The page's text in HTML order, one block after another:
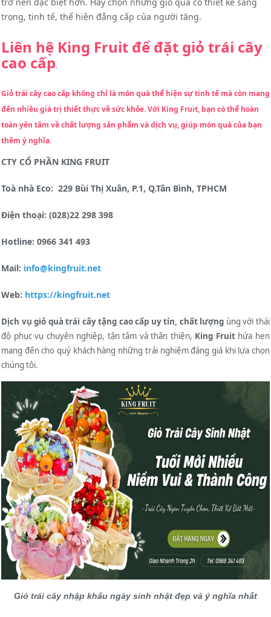
trọng, tinh tế, thể hiện đẳng cấp của người tặng.
Liên hệ King Fruit để đặt giỏ trái cây
cao cấp.
Giỏ trái cây cao cấp không chỉ là món quà thể hiện sự tinh tế mà còn mang
đến nhiều giá trị thiết thực về sức khỏe. Với King Fruit, bạn có thể hoàn
toàn yên tâm về chất lượng sản phẩm và dịch vụ, giúp món quà của bạn
thêm ý nghĩa.
CTY CỔ PHẦN KING FRUIT
Toà nhà Eco: 229 Bùi Thị Xuân, P.1, Q.Tân Bình, TPHCM
Điện thoại: (028)22 298 398
Hotline: 0966 341 493
Mail: info@kingfruit.net
Web: https://kingfruit.net
Dịch vụ giỏ quà trái cây tặng cao cấp uy tín, chất lượng ùng với thái
độ phục vụ chuyên nghiệp, tận tâm và thân thiện, King Fruithứa hẹn
mang đến cho quý khách hàng những trải nghiệm đáng giá khi lựa chọn
chúng tôi.
Giỏ trái cây nhập khẩu ngày sinh nhật đẹp và ý nghĩa nhất